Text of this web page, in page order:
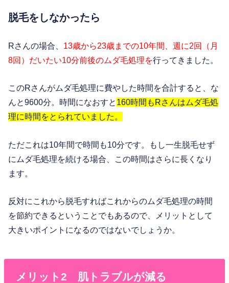
脱毛をしなかったら
Rさんの場合、 13歳から23歳までの10年間、週に2回（月
8回）だいたい10分前後のムダ毛処理を行ってきました。
このRさんがムダ毛処理に費やした時間を合計すると、な
んと9600分。時間になおすと 160時間もRさんはムダ毛処
理に時間をとられていました。
ただこれは10年間で時間も10分です。もし一生脱毛せず
にムダ毛処理を続ける場合、この時間はさらに長くなり
ます。
反対にこれから脱毛すればこれからのムダ毛処理の時間
を節約できるということでもあるので、メリットとして
大きいポイントになるのではないでしょうか。
メリット2 肌トラブルが減る